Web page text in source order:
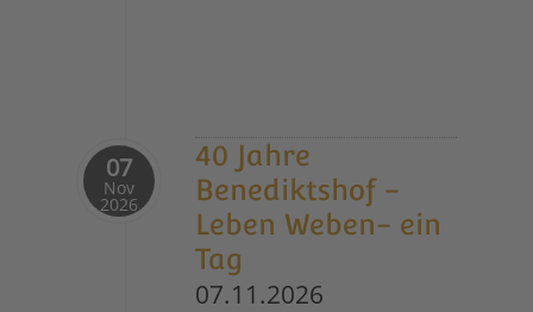
07
Nov
2026
40 Jahre
Benediktshof -
Leben Weben- ein
Tag
07.11.2026